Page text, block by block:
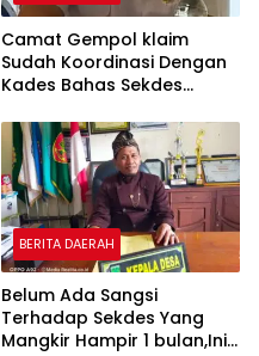
Camat Gempol klaim
Sudah Koordinasi Dengan
Kades Bahas Sekdes
Pentingnya
BERITA DAERAH
Belum Ada Sangsi
Terhadap Sekdes Yang
Mangkir Hampir 1 bulan,Ini